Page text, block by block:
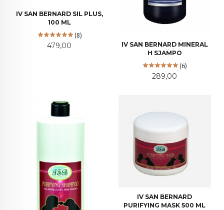
IV SAN BERNARD SIL PLUS,
100 ML
(8)
Pris
479,00
IV SAN BERNARD MINERAL
H SJAMPO
(6)
Pris
289,00
IV SAN BERNARD
PURIFYING MASK 500 ML